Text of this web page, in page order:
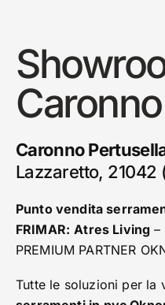
Caronno
Caronno
Lazzaretto, 21042
Punto vendita
FRIMAR: Atres Living –
PREMIUM PARTNER
Tutte le soluzioni per la